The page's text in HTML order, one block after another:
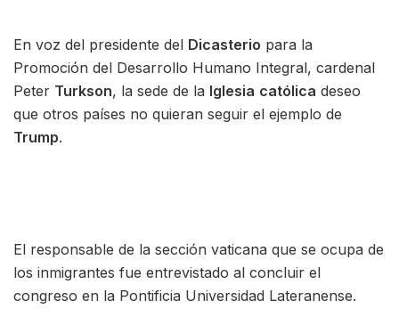
En voz del presidente del Dicasterio para la
Promoción del Desarrollo Humano Integral, cardenal
Peter Turkson, la sede de la Iglesia católica deseo
que otros países no quieran seguir el ejemplo de
Trump.
El responsable de la sección vaticana que se ocupa de
los inmigrantes fue entrevistado al concluir el
congreso en la Pontificia Universidad Lateranense.